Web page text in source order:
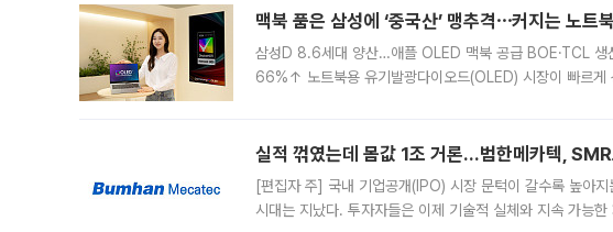
맥북 품은 삼성에 ‘중국산’ 맹추격⋯커지는 노트
삼성D 8.6세대 양산…애플 OLED 맥북 공급 BOE·TCL
66%↑ 노트북용 유기발광다이오드(OLED) 시장이 빠르게
실적 꺾였는데 몸값 1조 거론…범한메카텍,
[편집자 주] 국내 기업공개(IPO) 시장 문턱이 갈수록 높아
시대는 지났다. 투자자들은 이제 기술적 실체와 지속 가능